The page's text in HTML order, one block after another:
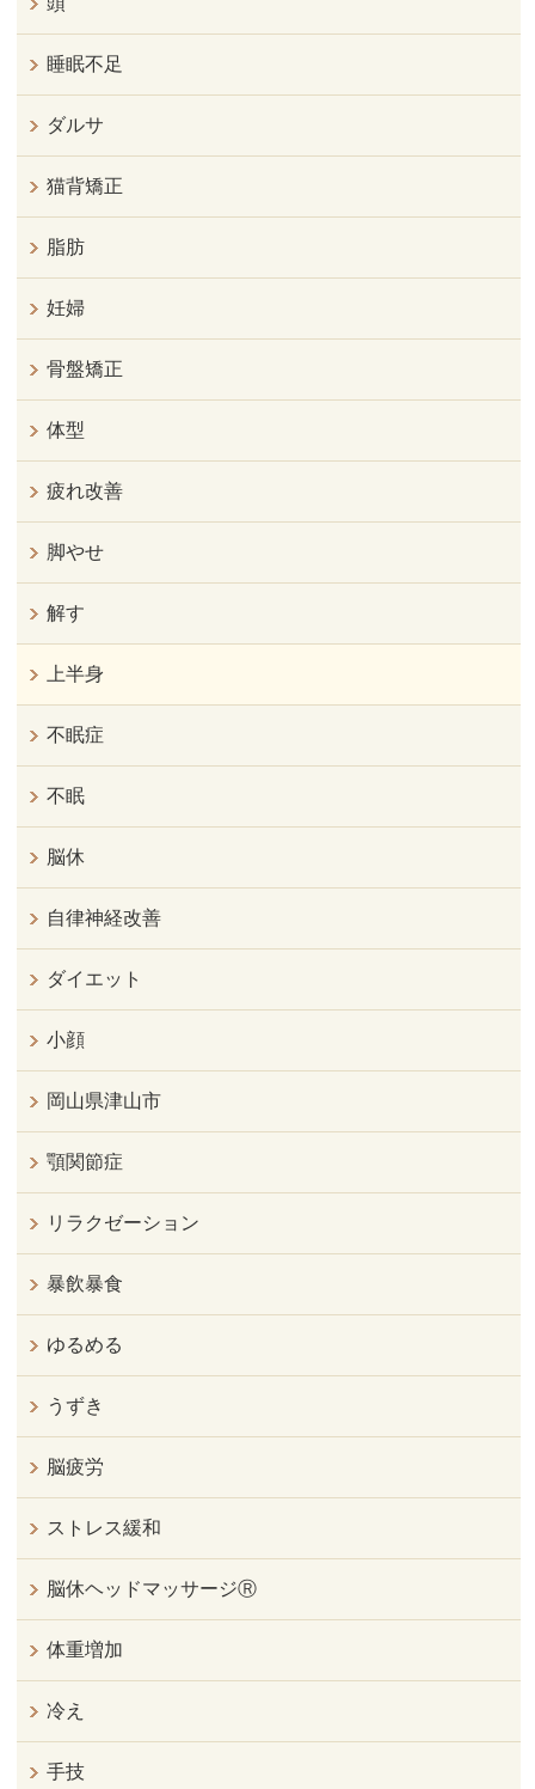
睡眠不足
ダルサ
猫背矯正
脂肪
妊婦
骨盤矯正
体型
疲れ改善
脚やせ
解す
上半身
不眠症
不眠
脳休
自律神経改善
ダイエット
小顔
岡山県津山市
顎関節症
リラクゼーション
暴飲暴食
ゆるめる
うずき
脳疲労
ストレス緩和
脳休ヘッドマッサージⓇ
体重増加
冷え
手技